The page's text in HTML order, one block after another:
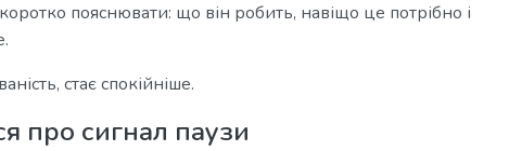
пояснювати: що він робить, навіщо це потрібно і
стає спокійніше.
про сигнал паузи